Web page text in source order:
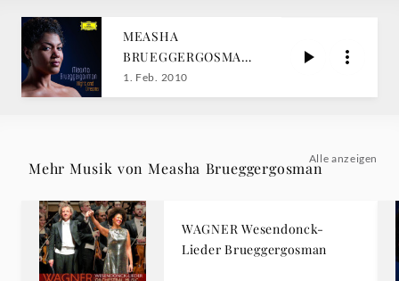
MEASHA
BRUEGGERGOSMAN
Night and Dreams
1. Feb. 2010
Mehr Musik von Measha Brueggergosman
Alle anzeigen
WAGNER Wesendonck-
Lieder Brueggergosman